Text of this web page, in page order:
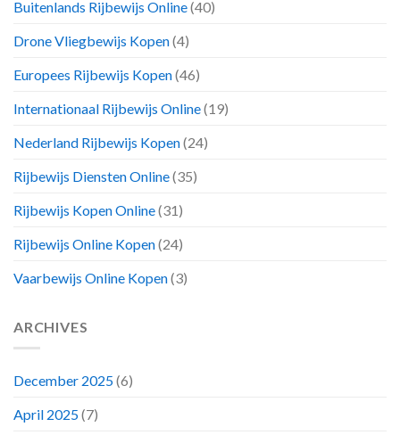
Buitenlands Rijbewijs Online(40)
Drone Vliegbewijs Kopen(4)
Europees Rijbewijs Kopen(46)
Internationaal Rijbewijs Online(19)
Nederland Rijbewijs Kopen(24)
Rijbewijs Diensten Online(35)
Rijbewijs Kopen Online(31)
Rijbewijs Online Kopen(24)
Vaarbewijs Online Kopen(3)
ARCHIVES
December 2025(6)
April 2025(7)